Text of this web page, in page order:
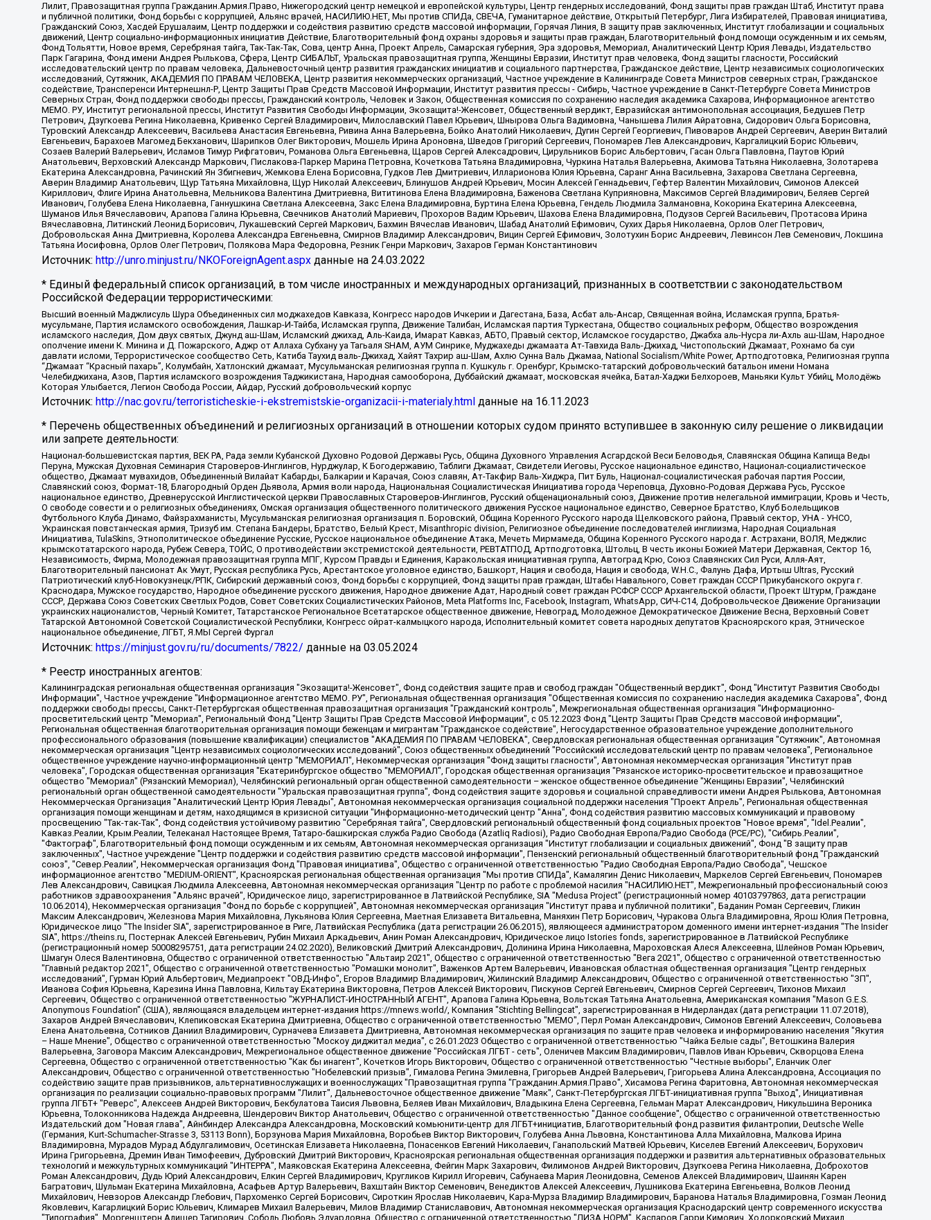
Лилит, Правозащитная группа Гражданин.Армия.Право, Нижегородский центр немецкой и европейской культуры, Центр гендерных исследований, Фонд защиты прав граждан Штаб, Институт права
и публичной политики, Фонд борьбы с коррупцией, Альянс врачей, НАСИЛИЮ.НЕТ, Мы против СПИДа, СВЕЧА, Гуманитарное действие, Открытый Петербург, Лига Избирателей, Правовая инициатива,
Гражданский Союз, Хасдей Ерушалаим, Центр поддержки и содействия развитию средств массовой информации, Горячая Линия, В защиту прав заключенных, Институт глобализации и социальных
движений, Центр социально-информационных инициатив Действие, Благотворительный фонд охраны здоровья и защиты прав граждан, Благотворительный фонд помощи осужденным и их семьям,
Фонд Тольятти, Новое время, Серебряная тайга, Так-Так-Так, Сова, центр Анна, Проект Апрель, Самарская губерния, Эра здоровья, Мемориал, Аналитический Центр Юрия Левады, Издательство
Парк Гагарина, Фонд имени Андрея Рылькова, Сфера, Центр СИБАЛЬТ, Уральская правозащитная группа, Женщины Евразии, Институт прав человека, Фонд защиты гласности, Российский
исследовательский центр по правам человека, Дальневосточный центр развития гражданских инициатив и социального партнерства, Гражданское действие, Центр независимых социологических
исследований, Сутяжник, АКАДЕМИЯ ПО ПРАВАМ ЧЕЛОВЕКА, Центр развития некоммерческих организаций, Частное учреждение в Калининграде Совета Министров северных стран, Гражданское
содействие, Трансперенси Интернешнл-Р, Центр Защиты Прав Средств Массовой Информации, Институт развития прессы - Сибирь, Частное учреждение в Санкт-Петербурге Совета Министров
Северных Стран, Фонд поддержки свободы прессы, Гражданский контроль, Человек и Закон, Общественная комиссия по сохранению наследия академика Сахарова, Информационное агентство
МЕМО. РУ, Институт региональной прессы, Институт Развития Свободы Информации, Экозащита!-Женсовет, Общественный вердикт, Евразийская антимонопольная ассоциация, Бедушев Петр
Петрович, Дзугкоева Регина Николаевна, Кривенко Сергей Владимирович, Милославский Павел Юрьевич, Шнырова Ольга Вадимовна, Чанышева Лилия Айратовна, Сидорович Ольга Борисовна,
Туровский Александр Алексеевич, Васильева Анастасия Евгеньевна, Ривина Анна Валерьевна, Бойко Анатолий Николаевич, Дугин Сергей Георгиевич, Пивоваров Андрей Сергеевич, Аверин Виталий
Евгеньевич, Барахоев Магомед Бекханович, Шарипков Олег Викторович, Мошель Ирина Ароновна, Шведов Григорий Сергеевич, Пономарев Лев Александрович, Каргалицкий Борис Юльевич,
Созаев Валерий Валерьевич, Исламов Тимур Рифгатович, Романова Ольга Евгеньевна, Щаров Сергей Алексадрович, Цирульников Борис Альбертович, Гасан Ольга Павловна, Паутов Юрий
Анатольевич, Верховский Александр Маркович, Пислакова-Паркер Марина Петровна, Кочеткова Татьяна Владимировна, Чуркина Наталья Валерьевна, Акимова Татьяна Николаевна, Золотарева
Екатерина Александровна, Рачинский Ян Збигневич, Жемкова Елена Борисовна, Гудков Лев Дмитриевич, Илларионова Юлия Юрьевна, Саранг Анна Васильевна, Захарова Светлана Сергеевна,
Аверин Владимир Анатольевич, Щур Татьяна Михайловна, Щур Николай Алексеевич, Блинушов Андрей Юрьевич, Мосин Алексей Геннадьевич, Гефтер Валентин Михайлович, Симонов Алексей
Кириллович, Флиге Ирина Анатольевна, Мельникова Валентина Дмитриевна, Вититинова Елена Владимировна, Баженова Светлана Куприяновна, Максимов Сергей Владимирович, Беляев Сергей
Иванович, Голубева Елена Николаевна, Ганнушкина Светлана Алексеевна, Закс Елена Владимировна, Буртина Елена Юрьевна, Гендель Людмила Залмановна, Кокорина Екатерина Алексеевна,
Шуманов Илья Вячеславович, Арапова Галина Юрьевна, Свечников Анатолий Мариевич, Прохоров Вадим Юрьевич, Шахова Елена Владимировна, Подузов Сергей Васильевич, Протасова Ирина
Вячеславовна, Литинский Леонид Борисович, Лукашевский Сергей Маркович, Бахмин Вячеслав Иванович, Шабад Анатолий Ефимович, Сухих Дарья Николаевна, Орлов Олег Петрович,
Добровольская Анна Дмитриевна, Королева Александра Евгеньевна, Смирнов Владимир Александрович, Вицин Сергей Ефимович, Золотухин Борис Андреевич, Левинсон Лев Семенович, Локшина
Татьяна Иосифовна, Орлов Олег Петрович, Полякова Мара Федоровна, Резник Генри Маркович, Захаров Герман Константинович
Источник: http://unro.minjust.ru/NKOForeignAgent.aspx данные на 24.03.2022
* Единый федеральный список организаций, в том числе иностранных и международных организаций, признанных в соответствии с законодательством
Российской Федерации террористическими:
Высший военный Маджлисуль Шура Объединенных сил моджахедов Кавказа, Конгресс народов Ичкерии и Дагестана, База, Асбат аль-Ансар, Священная война, Исламская группа, Братья-
мусульмане, Партия исламского освобождения, Лашкар-И-Тайба, Исламская группа, Движение Талибан, Исламская партия Туркестана, Общество социальных реформ, Общество возрождения
исламского наследия, Дом двух святых, Джунд аш-Шам, Исламский джихад, Аль-Каида, Имарат Кавказ, АБТО, Правый сектор, Исламское государство, Джабха аль-Нусра ли-Ахль аш-Шам, Народное
ополчение имени К. Минина и Д. Пожарского, Аджр от Аллаха Субхану уа Тагьаля SHAM, АУМ Синрике, Муджахеды джамаата Ат-Тавхида Валь-Джихад, Чистопольский Джамаат, Рохнамо ба суи
давлати исломи, Террористическое сообщество Сеть, Катиба Таухид валь-Джихад, Хайят Тахрир аш-Шам, Ахлю Сунна Валь Джамаа, National Socialism/White Power, Артподготовка, Религиозная группа
“Джамаат “Красный пахарь”, Колумбайн, Хатлонский джамаат, Мусульманская религиозная группа п. Кушкуль г. Оренбург, Крымско-татарский добровольческий батальон имени Номана
Челебиджихана, Азов, Партия исламского возрождения Таджикистана, Народная самооборона, Дуббайский джамаат, московская ячейка, Батал-Хаджи Белхороев, Маньяки Культ Убийц, Молодёжь
Которая Улыбается, Легион Свобода России, Айдар, Русский добровольческий корпус
Источник: http://nac.gov.ru/terroristicheskie-i-ekstremistskie-organizacii-i-materialy.html данные на 16.11.2023
* Перечень общественных объединений и религиозных организаций в отношении которых судом принято вступившее в законную силу решение о ликвидации
или запрете деятельности:
Национал-большевистская партия, ВЕК РА, Рада земли Кубанской Духовно Родовой Державы Русь, Община Духовного Управления Асгардской Веси Беловодья, Славянская Община Капища Веды
Перуна, Мужская Духовная Семинария Староверов-Инглингов, Нурджулар, К Богодержавию, Таблиги Джамаат, Свидетели Иеговы, Русское национальное единство, Национал-социалистическое
общество, Джамаат мувахидов, Объединенный Вилайат Кабарды, Балкарии и Карачая, Союз славян, Ат-Такфир Валь-Хиджра, Пит Буль, Национал-социалистическая рабочая партия России,
Славянский союз, Формат-18, Благородный Орден Дьявола, Армия воли народа, Национальная Социалистическая Инициатива города Череповца, Духовно-Родовая Держава Русь, Русское
национальное единство, Древнерусской Инглистической церкви Православных Староверов-Инглингов, Русский общенациональный союз, Движение против нелегальной иммиграции, Кровь и Честь,
О свободе совести и о религиозных объединениях, Омская организация общественного политического движения Русское национальное единство, Северное Братство, Клуб Болельщиков
Футбольного Клуба Динамо, Файзрахманисты, Мусульманская религиозная организация п. Боровский, Община Коренного Русского народа Щелковского района, Правый сектор, УНА - УНСО,
Украинская повстанческая армия, Тризуб им. Степана Бандеры, Братство, Белый Крест, Misanthropic division, Религиозное объединение последователей инглиизма, Народная Социальная
Инициатива, TulaSkins, Этнополитическое объединение Русские, Русское национальное объединение Атака, Мечеть Мирмамеда, Община Коренного Русского народа г. Астрахани, ВОЛЯ, Меджлис
крымскотатарского народа, Рубеж Севера, ТОЙС, О противодействии экстремистской деятельности, РЕВТАТПОД, Артподготовка, Штольц, В честь иконы Божией Матери Державная, Сектор 16,
Независимость, Фирма, Молодежная правозащитная группа МПГ, Курсом Правды и Единения, Каракольская инициативная группа, Автоград Крю, Союз Славянских Сил Руси, Алля-Аят,
Благотворительный пансионат Ак Умут, Русская республика Русь, Арестантское уголовное единство, Башкорт, Нация и свобода, Нация и свобода, W.H.С., Фалунь Дафа, Иртыш Ultras, Русский
Патриотический клуб-Новокузнецк/РПК, Сибирский державный союз, Фонд борьбы с коррупцией, Фонд защиты прав граждан, Штабы Навального, Совет граждан СССР Прикубанского округа г.
Краснодара, Мужское государство, Народное объединение русского движения, Народное движение Адат, Народный совет граждан РСФСР СССР Архангельской области, Проект Штурм, Граждане
СССР, Держава Союз Советских Светлых Родов, Совет Советских Социалистических Районов, Meta Platforms Inc, Facebook, Instagram, WhatsApp, СИЧ-С14, Добровольческое Движение Организации
украинских националистов, Черный Комитет, Татарстанское Региональное Всетатарское общественное движение, Невоград, Молодежное Демократическое Движение Весна, Верховный Совет
Татарской Автономной Советской Социалистической Республики, Конгресс ойрат-калмыцкого народа, Исполнительный комитет совета народных депутатов Красноярского края, Этническое
национальное объединение, ЛГБТ, Я.МЫ Сергей Фургал
Источник: https://minjust.gov.ru/ru/documents/7822/ данные на 03.05.2024
* Реестр иностранных агентов:
Калининградская региональная общественная организация "Экозащита!-Женсовет", Фонд содействия защите прав и свобод граждан "Общественный вердикт", Фонд "Институт Развития Свободы Информации", Частное учреждение "Информационное агентство МЕМО. РУ", Региональная общественная организация "Общественная комиссия по сохранению наследия академика Сахарова", Фонд поддержки свободы прессы, Санкт-Петербургская общественная правозащитная организация "Гражданский контроль", Межрегиональная общественная организация "Информационно-просветительский центр "Мемориал", Региональный Фонд "Центр Защиты Прав Средств Массовой Информации", с 05.12.2023 Фонд "Центр Защиты Прав Средств массовой информации", Региональная общественная благотворительная организация помощи беженцам и мигрантам "Гражданское содействие", Негосударственное образовательное учреждение дополнительного профессионального образования (повышение квалификации) специалистов "АКАДЕМИЯ ПО ПРАВАМ ЧЕЛОВЕКА", Свердловская региональная общественная организация "Сутяжник", Автономная некоммерческая организация "Центр независимых социологических исследований", Союз общественных объединений "Российский исследовательский центр по правам человека", Региональное общественное учреждение научно-информационный центр "МЕМОРИАЛ", Некоммерческая организация "Фонд защиты гласности", Автономная некоммерческая организация "Институт прав человека", Городская общественная организация "Екатеринбургское общество "МЕМОРИАЛ", Городская общественная организация "Рязанское историко-просветительское и правозащитное общество "Мемориал" (Рязанский Мемориал), Челябинский региональный орган общественной самодеятельности – женское общественное объединение "Женщины Евразии", Челябинский региональный орган общественной самодеятельности "Уральская правозащитная группа", Фонд содействия защите здоровья и социальной справедливости имени Андрея Рылькова, Автономная Некоммерческая Организация "Аналитический Центр Юрия Левады", Автономная некоммерческая организация социальной поддержки населения "Проект Апрель", Региональная общественная организация помощи женщинам и детям, находящимся в кризисной ситуации "Информационно-методический центр "Анна", Фонд содействия развитию массовых коммуникаций и правовому просвещению "Так-так-Так", Фонд содействия устойчивому развитию "Серебряная тайга", Свердловский региональный общественный фонд социальных проектов "Новое время", "Idel.Реалии", Кавказ.Реалии, Крым.Реалии, Телеканал Настоящее Время, Татаро-башкирская служба Радио Свобода (Azatliq Radiosi), Радио Свободная Европа/Радио Свобода (PCE/PC), "Сибирь.Реалии", "Фактограф", Благотворительный фонд помощи осужденным и их семьям, Автономная некоммерческая организация "Институт глобализации и социальных движений", Фонд "В защиту прав заключенных", Частное учреждение "Центр поддержки и содействия развитию средств массовой информации", Пензенский региональный общественный благотворительный фонд "Гражданский союз", "Север.Реалии", Некоммерческая организация Фонд "Правовая инициатива", Общество с ограниченной ответственностью "Радио Свободная Европа/Радио Свобода", Чешское информационное агентство "MEDIUM-ORIENT", Красноярская региональная общественная организация "Мы против СПИДа", Камалягин Денис Николаевич, Маркелов Сергей Евгеньевич, Пономарев Лев Александрович, Савицкая Людмила Алексеевна, Автономная некоммерческая организация "Центр по работе с проблемой насилия "НАСИЛИЮ.НЕТ", Межрегиональный профессиональный союз работников здравоохранения "Альянс врачей", Юридическое лицо, зарегистрированное в Латвийской Республике, SIA "Medusa Project" (регистрационный номер 40103797863, дата регистрации 10.06.2014), Некоммерческая организация "Фонд по борьбе с коррупцией", Автономная некоммерческая организация "Институт права и публичной политики", Баданин Роман Сергеевич, Гликин Максим Александрович, Железнова Мария Михайловна, Лукьянова Юлия Сергеевна, Маетная Елизавета Витальевна, Маняхин Петр Борисович, Чуракова Ольга Владимировна, Ярош Юлия Петровна, Юридическое лицо "The Insider SIA", зарегистрированное в Риге, Латвийская Республика (дата регистрации 26.06.2015), являющееся администратором доменного имени интернет-издания "The Insider SIA", https://theins.ru, Постернак Алексей Евгеньевич, Рубин Михаил Аркадьевич, Анин Роман Александрович, Юридическое лицо Istories fonds, зарегистрированное в Латвийской Республике (регистрационный номер 50008295751, дата регистрации 24.02.2020), Великовский Дмитрий Александрович, Долинина Ирина Николаевна, Мароховская Алеся Алексеевна, Шлейнов Роман Юрьевич, Шмагун Олеся Валентиновна, Общество с ограниченной ответственностью "Альтаир 2021", Общество с ограниченной ответственностью "Вега 2021", Общество с ограниченной ответственностью "Главный редактор 2021", Общество с ограниченной ответственностью "Ромашки монолит", Важенков Артем Валерьевич, Ивановская областная общественная организация "Центр гендерных исследований", Гурман Юрий Альбертович, Медиапроект "ОВД-Инфо", Егоров Владимир Владимирович, Жилинский Владимир Александрович, Общество с ограниченной ответственностью "ЗП", Иванова София Юрьевна, Карезина Инна Павловна, Кильтау Екатерина Викторовна, Петров Алексей Викторович, Пискунов Сергей Евгеньевич, Смирнов Сергей Сергеевич, Тихонов Михаил Сергеевич, Общество с ограниченной ответственностью "ЖУРНАЛИСТ-ИНОСТРАННЫЙ АГЕНТ", Арапова Галина Юрьевна, Вольтская Татьяна Анатольевна, Американская компания "Mason G.E.S. Anonymous Foundation" (США), являющаяся владельцем интернет-издания https://mnews.world/, Компания "Stichting Bellingcat", зарегистрированная в Нидерландах (дата регистрации 11.07.2018), Захаров Андрей Вячеславович, Клепиковская Екатерина Дмитриевна, Общество с ограниченной ответственностью "МЕМО", Перл Роман Александрович, Симонов Евгений Алексеевич, Соловьева Елена Анатольевна, Сотников Даниил Владимирович, Сурначева Елизавета Дмитриевна, Автономная некоммерческая организация по защите прав человека и информированию населения "Якутия – Наше Мнение", Общество с ограниченной ответственностью "Москоу диджитал медиа", с 26.01.2023 Общество с ограниченной ответственностью "Чайка Белые сады", Ветошкина Валерия Валерьевна, Заговора Максим Александрович, Межрегиональное общественное движение "Российская ЛГБТ - сеть", Оленичев Максим Владимирович, Павлов Иван Юрьевич, Скворцова Елена Сергеевна, Общество с ограниченной ответственностью "Как бы инагент", Кочетков Игорь Викторович, Общество с ограниченной ответственностью "Честные выборы", Еланчик Олег Александрович, Общество с ограниченной ответственностью "Нобелевский призыв", Гималова Регина Эмилевна, Григорьев Андрей Валерьевич, Григорьева Алина Александровна, Ассоциация по содействию защите прав призывников, альтернативнослужащих и военнослужащих "Правозащитная группа "Гражданин.Армия.Право", Хисамова Регина Фаритовна, Автономная некоммерческая организация по реализации социально-правовых программ "Лилит", Дальневосточное общественное движение "Маяк", Санкт-Петербургская ЛГБТ-инициативная группа "Выход", Инициативная группа ЛГБТ+ "Реверс", Алексеев Андрей Викторович, Бекбулатова Таисия Львовна, Беляев Иван Михайлович, Владыкина Елена Сергеевна, Гельман Марат Александрович, Никульшина Вероника Юрьевна, Толоконникова Надежда Андреевна, Шендерович Виктор Анатольевич, Общество с ограниченной ответственностью "Данное сообщение", Общество с ограниченной ответственностью Издательский дом "Новая глава", Айнбиндер Александра Александровна, Московский комьюнити-центр для ЛГБТ+инициатив, Благотворительный фонд развития филантропии, Deutsche Welle (Германия, Kurt-Schumacher-Strasse 3, 53113 Bonn), Борзунова Мария Михайловна, Воробьев Виктор Викторович, Голубева Анна Львовна, Константинова Алла Михайловна, Малкова Ирина Владимировна, Мурадов Мурад Абдулгалимович, Осетинская Елизавета Николаевна, Понасенков Евгений Николаевич, Ганапольский Матвей Юрьевич, Киселев Евгений Алексеевич, Борухович Ирина Григорьевна, Дремин Иван Тимофеевич, Дубровский Дмитрий Викторович, Красноярская региональная общественная организация поддержки и развития альтернативных образовательных технологий и межкультурных коммуникаций "ИНТЕРРА", Маяковская Екатерина Алексеевна, Фейгин Марк Захарович, Филимонов Андрей Викторович, Дзугкоева Регина Николаевна, Доброхотов Роман Александрович, Дудь Юрий Александрович, Елкин Сергей Владимирович, Кругликов Кирилл Игоревич, Сабунаева Мария Леонидовна, Семенов Алексей Владимирович, Шаинян Карен Багратович, Шульман Екатерина Михайловна, Асафьев Артур Валерьевич, Вахштайн Виктор Семенович, Венедиктов Алексей Алексеевич, Лушникова Екатерина Евгеньевна, Волков Леонид Михайлович, Невзоров Александр Глебович, Пархоменко Сергей Борисович, Сироткин Ярослав Николаевич, Кара-Мурза Владимир Владимирович, Баранова Наталья Владимировна, Гозман Леонид Яковлевич, Кагарлицкий Борис Юльевич, Климарев Михаил Валерьевич, Милов Владимир Станиславович, Автономная некоммерческая организация Краснодарский центр современного искусства "Типография", Моргенштерн Алишер Тагирович, Соболь Любовь Эдуардовна, Общество с ограниченной ответственностью "ЛИЗА НОРМ", Каспаров Гарри Кимович, Ходорковский Михаил Борисович, Общество с ограниченной ответственностью "Апрельские тезисы", Данилович Ирина Брониславовна, Кашин Олег Владимирович, Петров Николай Владимирович, Пивоваров Алексей Владимирович, Соколов Михаил Владимирович, Цветкова Юлия Владимировна, Чичваркин Евгений Александрович, Комитет против пыток/Команда против пыток, Общество с ограниченной ответственностью "Первый научный", Общество с ограниченной ответственностью "Вертолет и ко", Белоцерковская Вероника Борисовна, Кац Максим Евгеньевич, Лазарева Татьяна Юрьевна, Шаведдинов Руслан Табризович, Яшин Илья Валерьевич, Общество с ограниченной ответственностью "Иноагент ААВ", Алешковский Дмитрий Петрович, Альбац Евгения Марковна, Быков Дмитрий Львович, Галямина Юлия Евгеньевна, Лойко Сергей Леонидович, Мартынов Кирилл Константинович, Медведев Сергей Александрович, Крашенинников Федор Геннадиевич, Гордеева Катерина Вл